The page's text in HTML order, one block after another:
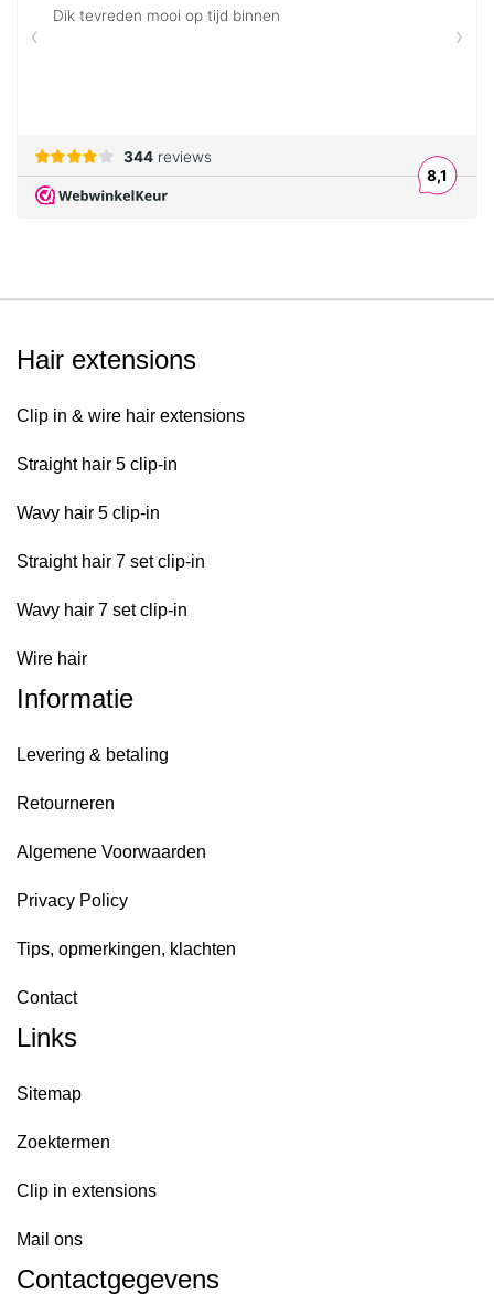
Hair extensions
Clip in & wire hair extensions
Straight hair 5 clip-in
Wavy hair 5 clip-in
Straight hair 7 set clip-in
Wavy hair 7 set clip-in
Wire hair
Informatie
Levering & betaling
Retourneren
Algemene Voorwaarden
Privacy Policy
Tips, opmerkingen, klachten
Contact
Links
Sitemap
Zoektermen
Clip in extensions
Mail ons
Contactgegevens